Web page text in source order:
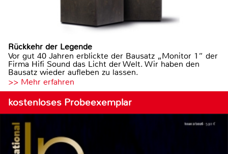
Rückkehr der Legende
Vor gut 40 Jahren erblickte der Bausatz „Monitor 1“ der
Firma Hifi Sound das Licht der Welt. Wir haben den
Bausatz wieder aufleben zu lassen.
>> Mehr erfahren
kostenloses Probeexemplar